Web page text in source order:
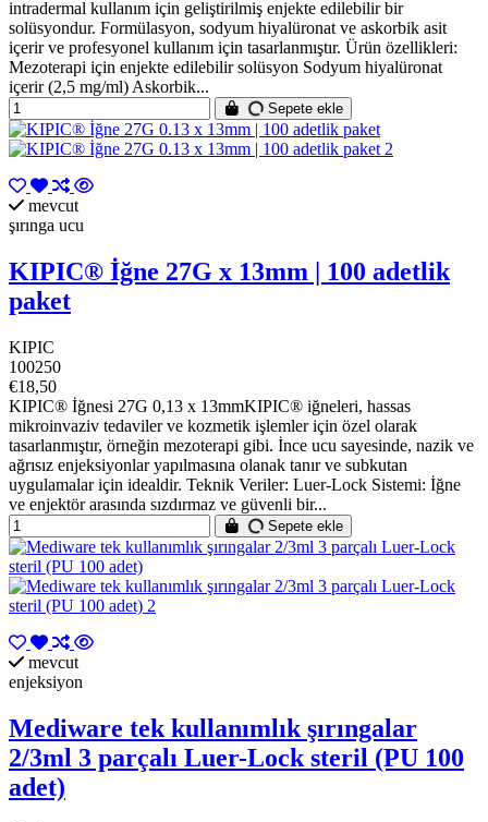
intradermal kullanım için geliştirilmiş enjekte edilebilir bir
solüsyondur. Formülasyon, sodyum hiyalüronat ve askorbik asit
içerir ve profesyonel kullanım için tasarlanmıştır. Ürün özellikleri:
Mezoterapi için enjekte edilebilir solüsyon Sodyum hiyalüronat
içerir (2,5 mg/ml) Askorbik...
Sepete ekle
mevcut
şırınga ucu
KIPIC® İğne 27G x 13mm | 100 adetlik
paket
KIPIC
100250
€18,50
KIPIC® İğnesi 27G 0,13 x 13mmKIPIC® iğneleri, hassas
mikroinvaziv tedaviler ve kozmetik işlemler için özel olarak
tasarlanmıştır, örneğin mezoterapi gibi. İnce ucu sayesinde, nazik ve
ağrısız enjeksiyonlar yapılmasına olanak tanır ve subkutan
uygulamalar için idealdir. Teknik Veriler: Luer-Lock Sistemi: İğne
ve enjektör arasında sızdırmaz ve güvenli bir...
Sepete ekle
mevcut
enjeksiyon
Mediware tek kullanımlık şırıngalar
2/3ml 3 parçalı Luer-Lock steril (PU 100
adet)